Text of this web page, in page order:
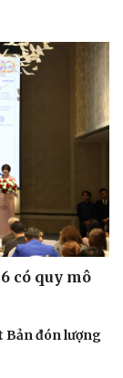
có quy mô
Bản đón lượng